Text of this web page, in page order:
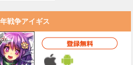
戦争アイギス